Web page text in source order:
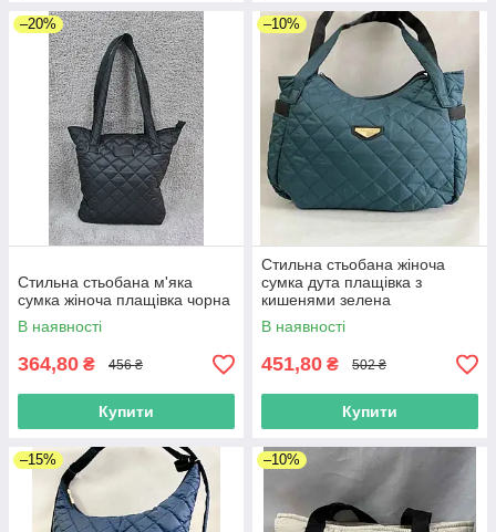
–20%
Стильна стьобана м'яка
сумка жіноча плащівка чорна
В наявності
364,80 ₴ 456 ₴
Купити
–10%
Стильна стьобана жіноча
сумка дута плащівка з
кишенями зелена
В наявності
451,80 ₴ 502 ₴
Купити
–15% –10%